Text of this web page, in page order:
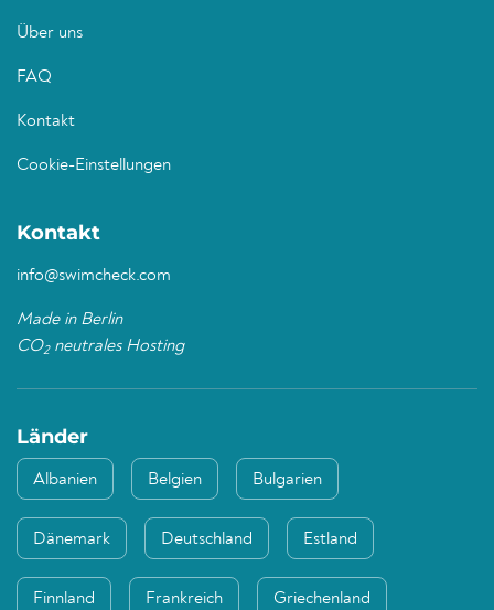
Über uns
FAQ
Kontakt
Cookie-Einstellungen
Kontakt
info@swimcheck.com
Made in Berlin
CO2neutrales Hosting
Länder
Albanien Belgien Bulgarien
Dänemark Deutschland Estland
Finnland Frankreich Griechenland